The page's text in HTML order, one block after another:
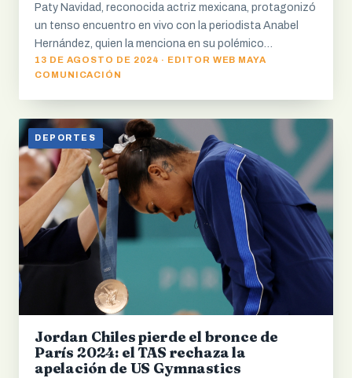
Paty Navidad, reconocida actriz mexicana, protagonizó
un tenso encuentro en vivo con la periodista Anabel
Hernández, quien la menciona en su polémico…
13 DE AGOSTO DE 2024 · EDITOR WEB MAYA
COMUNICACIÓN
DEPORTES
Jordan Chiles pierde el bronce de
París 2024: el TAS rechaza la
apelación de US Gymnastics